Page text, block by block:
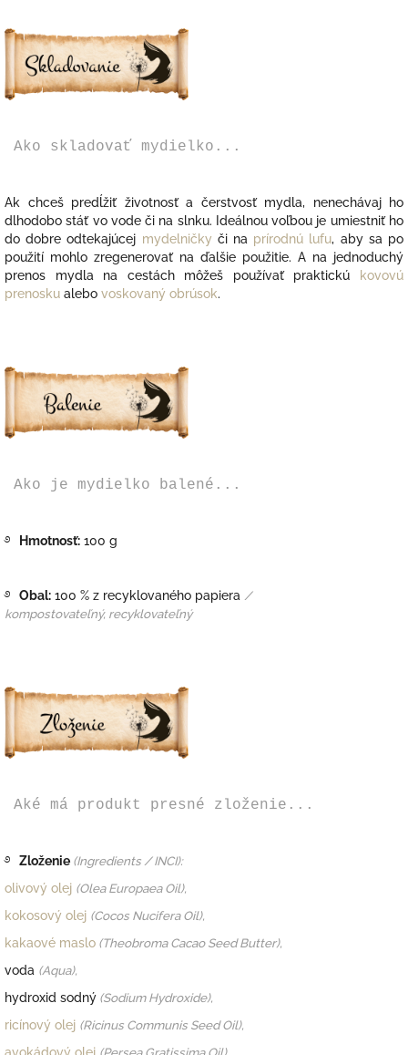
Ako skladovať mydielko...
Ak chceš predĺžiť životnosť a čerstvosť mydla, nenechávaj ho
dlhodobo stáť vo vode či na slnku. Ideálnou voľbou je umiestniť ho
do dobre odtekajúcej mydelničky či na prírodnú lufu, aby sa po
použití mohlo zregenerovať na ďalšie použitie. A na jednoduchý
prenos mydla na cestách môžeš používať praktickú
kovovú
prenosku alebo voskovaný obrúsok.
Ako je mydielko balené...
࿔ Hmotnosť: 100 g
࿔ Obal: 100 % z recyklovaného papiera /
kompostovateľný, recyklovateľný
Aké má produkt presné zloženie...
࿔ Zloženie (Ingredients / INCI):
olivový olej (Olea Europaea Oil),
kokosový olej (Cocos Nucifera Oil),
kakaové maslo (Theobroma Cacao Seed Butter),
voda (Aqua),
hydroxid sodný (Sodium Hydroxide),
ricínový olej (Ricinus Communis Seed Oil),